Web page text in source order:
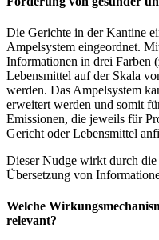
Die Gerichte in der Kantine
Ampelsystem eingeordnet.
Informationen in drei Farben
Lebensmittel auf der Skala
werden. Das Ampelsystem
erweitert werden und somit
Emissionen, die jeweils für
Gericht oder Lebensmittel
Dieser Nudge wirkt durch
Übersetzung von
Welche
relevant?